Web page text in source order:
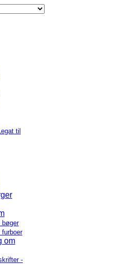
til
bøger
om
-